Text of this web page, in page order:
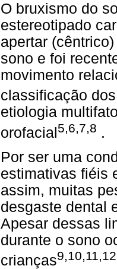
O bruxismo do
estereotipado
apertar
sono e foi
movimento
classificação
etiologia
orofacial5,6,7,8 .
Por ser uma
estimativas fiéis
assim, muitas
desgaste dental
Apesar dessas
durante o sono
crianças9,10,11,12